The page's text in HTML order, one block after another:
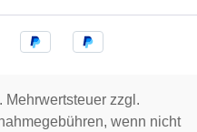
zzgl.
wenn nicht